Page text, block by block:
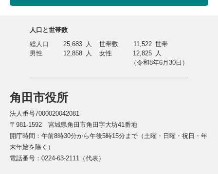
角田市役所
法人番号7000020042081
〒981-1592 宮城県角田市角田字大坊41番地
開庁時間：午前8時30分から午後5時15分まで（土曜・日曜・祝日・年
末年始を除く）
電話番号：0224-63-2111（代表）
人口と世帯数
総人口
25,683 人 世帯数 11,522 世帯
男性
12,858 人 女性 12,825
人
（令和8年6月30日）